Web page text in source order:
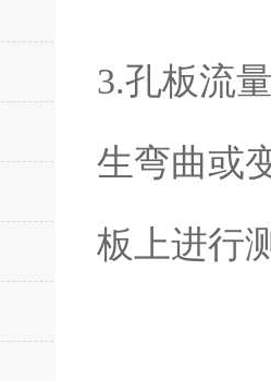
3.孔板流
生弯曲或
板上进行